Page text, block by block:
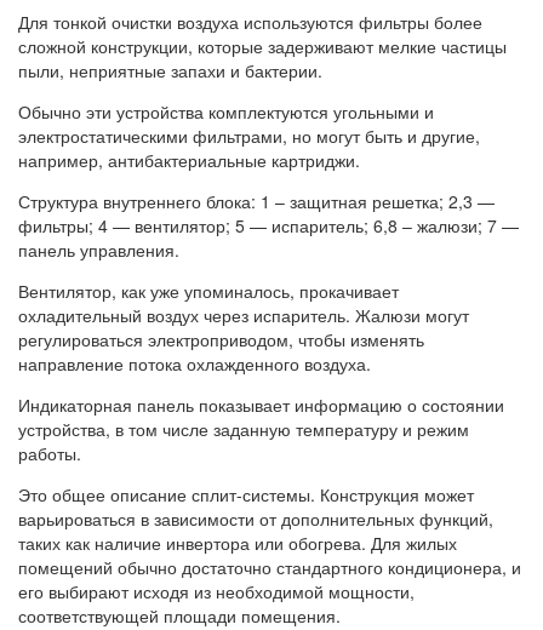
Для тонкой очистки воздуха используются фильтры более
сложной конструкции, которые задерживают мелкие частицы
пыли, неприятные запахи и бактерии.
Обычно эти устройства комплектуются угольными и
электростатическими фильтрами, но могут быть и другие,
например, антибактериальные картриджи.
Структура внутреннего блока: 1 – защитная решетка; 2,3 —
фильтры; 4 — вентилятор; 5 — испаритель; 6,8 – жалюзи; 7 —
панель управления.
Вентилятор, как уже упоминалось, прокачивает
охладительный воздух через испаритель. Жалюзи могут
регулироваться электроприводом, чтобы изменять
направление потока охлажденного воздуха.
Индикаторная панель показывает информацию о состоянии
устройства, в том числе заданную температуру и режим
работы.
Это общее описание сплит-системы. Конструкция может
варьироваться в зависимости от дополнительных функций,
таких как наличие инвертора или обогрева. Для жилых
помещений обычно достаточно стандартного кондиционера, и
его выбирают исходя из необходимой мощности,
соответствующей площади помещения.